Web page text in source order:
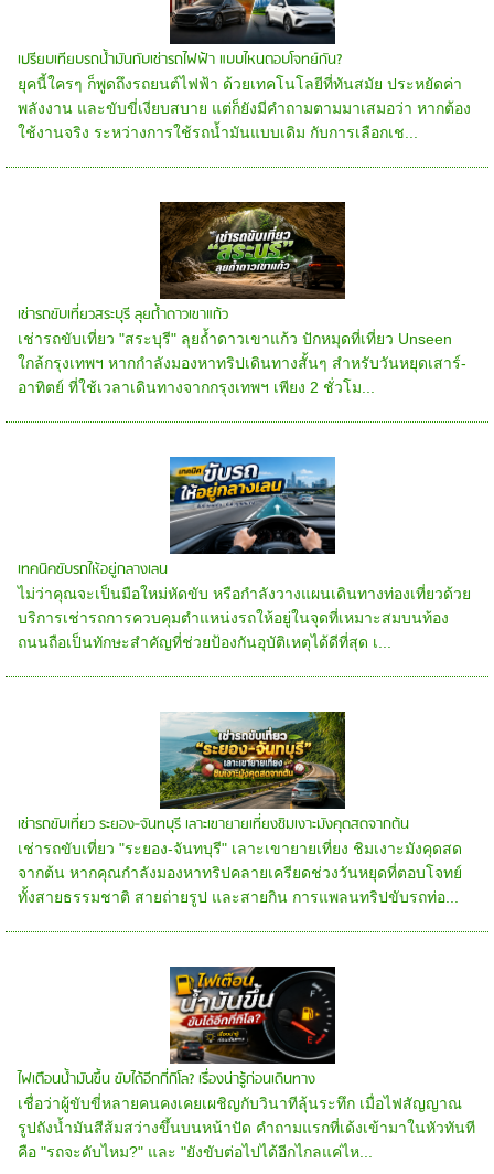
เปรียบเทียบรถน้ำมันกับเช่ารถไฟฟ้า แบบไหนตอบโจทย์กัน?
ยุคนี้ใครๆ ก็พูดถึงรถยนต์ไฟฟ้า ด้วยเทคโนโลยีที่ทันสมัย ประหยัดค่า
พลังงาน และขับขี่เงียบสบาย แต่ก็ยังมีคำถามตามมาเสมอว่า หากต้อง
ใช้งานจริง ระหว่างการใช้รถน้ำมันแบบเดิม กับการเลือกเช...
เช่ารถขับเที่ยวสระบุรี ลุยถ้ำดาวเขาแก้ว
เช่ารถขับเที่ยว "สระบุรี" ลุยถ้ำดาวเขาแก้ว ปักหมุดที่เที่ยว Unseen
ใกล้กรุงเทพฯ หากกำลังมองหาทริปเดินทางสั้นๆ สำหรับวันหยุดเสาร์-
อาทิตย์ ที่ใช้เวลาเดินทางจากกรุงเทพฯ เพียง 2 ชั่วโม...
เทคนิคขับรถให้อยู่กลางเลน
ไม่ว่าคุณจะเป็นมือใหม่หัดขับ หรือกำลังวางแผนเดินทางท่องเที่ยวด้วย
บริการเช่ารถการควบคุมตำแหน่งรถให้อยู่ในจุดที่เหมาะสมบนท้อง
ถนนถือเป็นทักษะสำคัญที่ช่วยป้องกันอุบัติเหตุได้ดีที่สุด เ...
เช่ารถขับเที่ยว ระยอง-จันทบุรี เลาะเขายายเที่ยงชิมเงาะมังคุดสดจากต้น
เช่ารถขับเที่ยว "ระยอง-จันทบุรี" เลาะเขายายเที่ยง ชิมเงาะมังคุดสด
จากต้น หากคุณกำลังมองหาทริปคลายเครียดช่วงวันหยุดที่ตอบโจทย์
ทั้งสายธรรมชาติ สายถ่ายรูป และสายกิน การแพลนทริปขับรถท่อ...
ไฟเตือนน้ำมันขึ้น ขับได้อีกกี่กิโล? เรื่องน่ารู้ก่อนเดินทาง
เชื่อว่าผู้ขับขี่หลายคนคงเคยเผชิญกับวินาทีลุ้นระทึก เมื่อไฟสัญญาณ
รูปถังน้ำมันสีส้มสว่างขึ้นบนหน้าปัด คำถามแรกที่เด้งเข้ามาในหัวทันที
คือ "รถจะดับไหม?" และ "ยังขับต่อไปได้อีกไกลแค่ไห...